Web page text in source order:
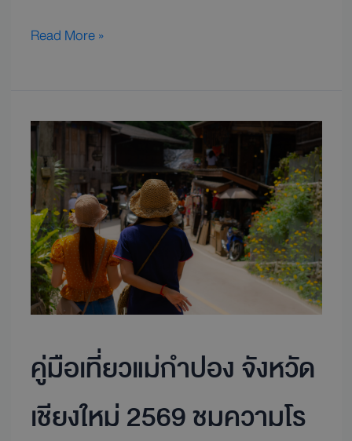
Read More »
คู่มือเที่ยวแม่กำปอง จังหวัด
เชียงใหม่ 2569 ชมความโร
คู่มือ
เที่ยว
แม่
กำ
ปอง
จังหวัด
เชียงใหม่
2569
ชม
ความ
ติก
แห่ง
ธรรมชาติ